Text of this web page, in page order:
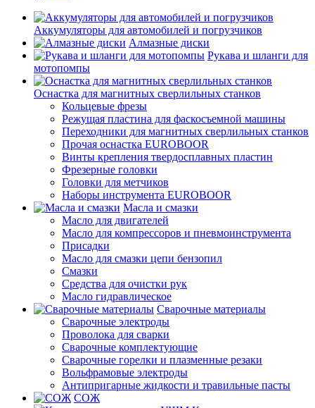
Аккумуляторы для автомобилей и погрузчиков
Алмазные диски
Рукава и шланги для
мотопомпы
Оснастка для магнитных сверлильных станков
Кольцевые фрезы
Режущая пластина для фаскосъемной машины
Переходники для магнитных сверлильных станков
Прочая оснастка EUROBOOR
Винты крепления твердосплавных пластин
Фрезерные головки
Головки для метчиков
Наборы инструмента EUROBOOR
Масла и смазки
Масло для двигателей
Масло для компрессоров и пневмоинструмента
Присадки
Масло для смазки цепи бензопил
Смазки
Средства для очистки рук
Масло гидравлическое
Сварочные материалы
Сварочные электроды
Проволока для сварки
Сварочные комплектующие
Сварочные горелки и плазменные резаки
Вольфрамовые электроды
Антипригарные жидкости и травильные пасты
СОЖ